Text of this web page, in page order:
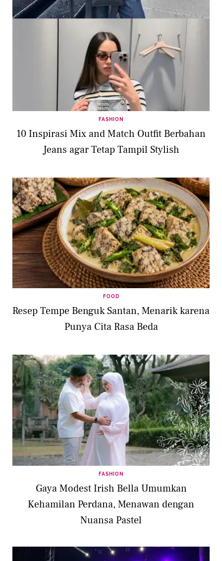
FASHION
10 Inspirasi Mix and Match Outfit Berbahan
Jeans agar Tetap Tampil Stylish
FOOD
Resep Tempe Benguk Santan, Menarik karena
Punya Cita Rasa Beda
FASHION
Gaya Modest Irish Bella Umumkan
Kehamilan Perdana, Menawan dengan
Nuansa Pastel